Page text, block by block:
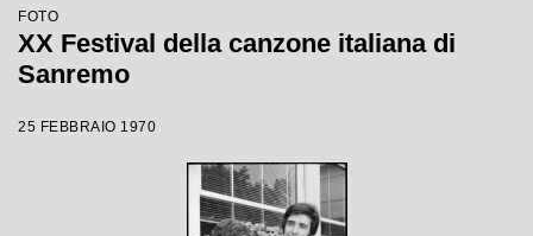
FOTO
XX Festival della canzone italiana di
Sanremo
25 FEBBRAIO 1970